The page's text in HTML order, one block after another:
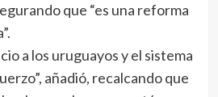
que “es una reforma
a los uruguayos y el sistema
añadió, recalcando que